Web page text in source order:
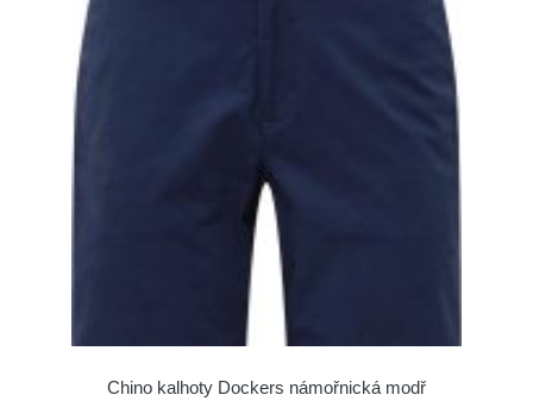
Chino kalhoty Dockers námořnická modř